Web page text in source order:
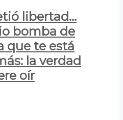
libertad…
bomba de
que te está
la verdad
oír